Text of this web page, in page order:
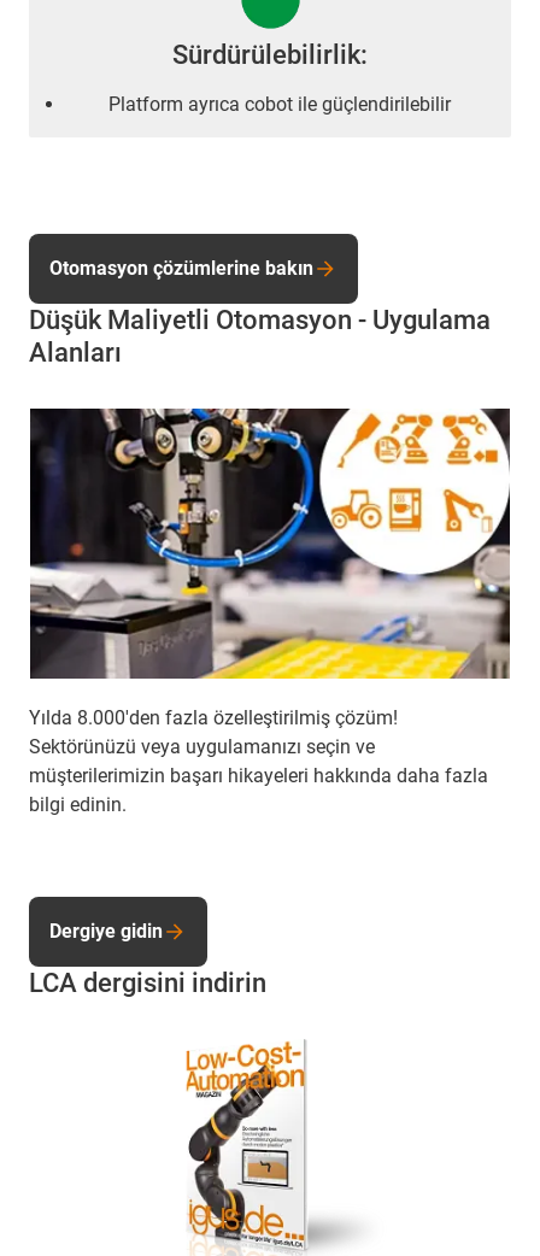
Sürdürülebilirlik:
Platform ayrıca cobot ile güçlendirilebilir
Düşük Maliyetli Otomasyon - Uygulama
Alanları
Yılda 8.000'den fazla özelleştirilmiş çözüm!
Sektörünüzü veya uygulamanızı seçin ve
müşterilerimizin başarı hikayeleri hakkında daha fazla
bilgi edinin.
Otomasyon çözümlerine bakın
LCA dergisini indirin
Dergiye gidin